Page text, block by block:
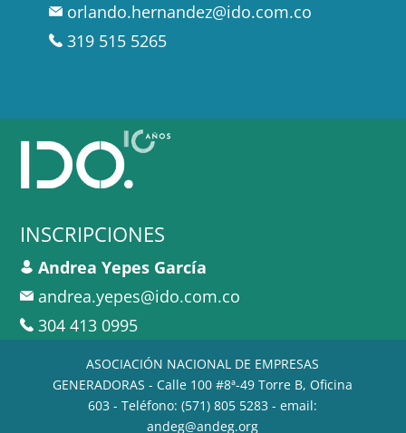
orlando.hernandez@ido.com.co
319 515 5265
INSCRIPCIONES
Andrea Yepes García
andrea.yepes@ido.com.co
304 413 0995
ASOCIACIÓN NACIONAL DE EMPRESAS
GENERADORAS - Calle 100 #8ª-49 Torre B, Oficina
603 - Teléfono: (571) 805 5283 - email:
andeg@andeg.org